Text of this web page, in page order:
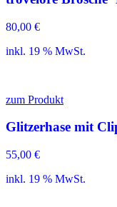
80,00 €
inkl. 19 % MwSt.
zum Produkt
Glitzerhase mit
55,00 €
inkl. 19 % MwSt.